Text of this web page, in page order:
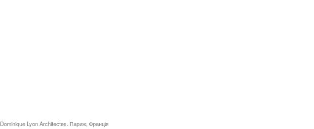
Dominique Lyon Architectes. Париж, Франція